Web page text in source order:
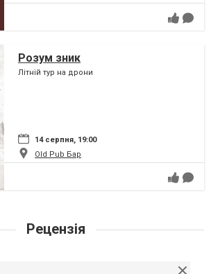
Розум зник
Літній тур на дрони
14 серпня, 19:00
Old Pub Бар
Рецензія